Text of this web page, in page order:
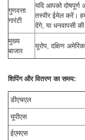
गुणवत्ता
गारंटी
यदि आपको दोषपूर्ण
तस्वीर ईमेल करें।
देंगे, या धनवापसी
मुख्य
बाजार
यूरोप, दक्षिण
शिपिंग और वितरण का समय:
डीएचएल
यूपीएस
ईएमएस